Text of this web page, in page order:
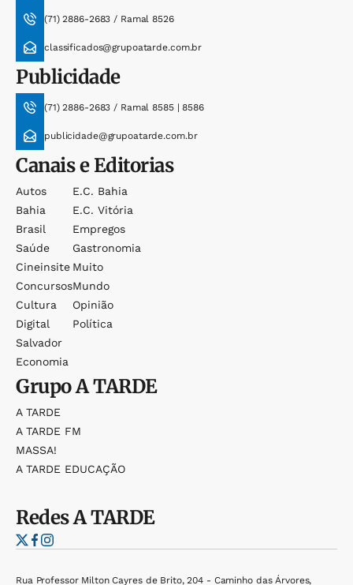
(71) 2886-2683 / Ramal 8526
classificados@grupoatarde.com.br
Publicidade
(71) 2886-2683 / Ramal 8585 | 8586
publicidade@grupoatarde.com.br
Canais e Editorias
Autos
Bahia
Brasil
Saúde
Cineinsite
Concursos
Cultura
Digital
Salvador
Economia
E.c. Bahia
E.c. Vitória
Empregos
Gastronomia
Muito
Mundo
Opinião
Política
GrupoA TARDE
A TARDE
A TARDE FM
MASSA!
A TARDE EDUCAÇÃO
RedesA TARDE
Rua Professor Milton Cayres de Brito, 204 - Caminho das Árvores,